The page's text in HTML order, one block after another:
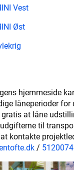
Vest
Øst
hjemmeside
låneperioder for
at låne
til
kontakte
/